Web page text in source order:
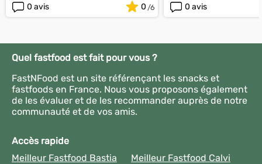
0 avis
0
0 avis
Quel fastfood est fait pour vous ?
FastNFood est un site référençant les snacks et
fastfoods en France. Nous vous proposons également
de les évaluer et de les recommander auprès de notre
communauté et de vos amis.
Accès rapide
Meilleur Fastfood Bastia
Meilleur Fastfood Calvi